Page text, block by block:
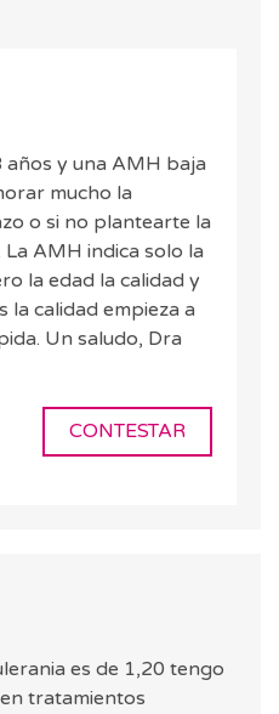
años y una AMH baja
mucho la
o si no plantearte la
AMH indica solo la
la edad la calidad y
la calidad empieza a
Un saludo, Dra
CONTESTAR
es de 1,20 tengo
tratamientos